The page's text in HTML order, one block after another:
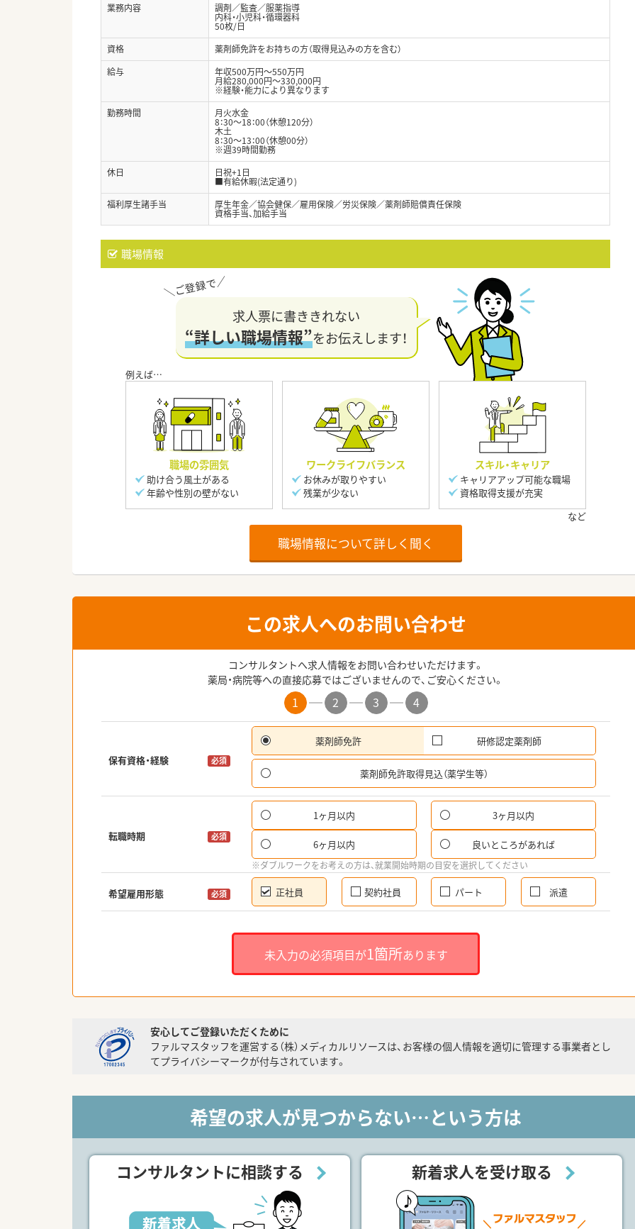
業務内容
調剤／監査／服薬指導
内科・小児科・循環器科
50枚/日
資格
薬剤師免許をお持ちの方（取得見込みの方を含む）
給与
年収500万円～550万円
月給280,000円～330,000円
※経験・能力により異なります
勤務時間
月火水金
8：30～18：00（休憩120分）
木土
8：30～13：00（休憩00分）
※週39時間勤務
休日
日祝+1日
■有給休暇(法定通り)
福利厚生諸手当
厚生年金／協会健保／雇用保険／労災保険／薬剤師賠償責任保険
資格手当、加給手当
職場情報
求人票に書ききれない
“詳しい職場情報”をお伝えします！
職場の雰囲気
助け合う風土がある
年齢や性別の壁がない
ワークライフバランス
お休みが取りやすい
残業が少ない
スキル・キャリア
キャリアアップ可能な職場
資格取得支援が充実
職場情報について詳しく聞く
この求人へのお問い合わせ
コンサルタントへ求人情報をお問い合わせいただけます。
薬局・病院等への直接応募ではございませんので、ご安心ください。
1 2 3 4
保有資格・経験 必須
薬剤師免許 研修認定薬剤師
薬剤師免許取得見込（薬学生等）
転職時期 必須
1ヶ月以内 3ヶ月以内
6ヶ月以内 良いところがあれば
※ダブルワークをお考えの方は、就業開始時期の目安を選択してください
希望雇用形態 必須 正社員 契約社員 パート 派遣
未入力の必須項目が1箇所あります
安心してご登録いただくために
ファルマスタッフを運営する（株）メディカルリソースは、お客様の個人情報を適切に管理する事業者とし
てプライバシーマークが付与されています。
希望の求人が見つからない…という方は
コンサルタントに相談する 新着求人を受け取る